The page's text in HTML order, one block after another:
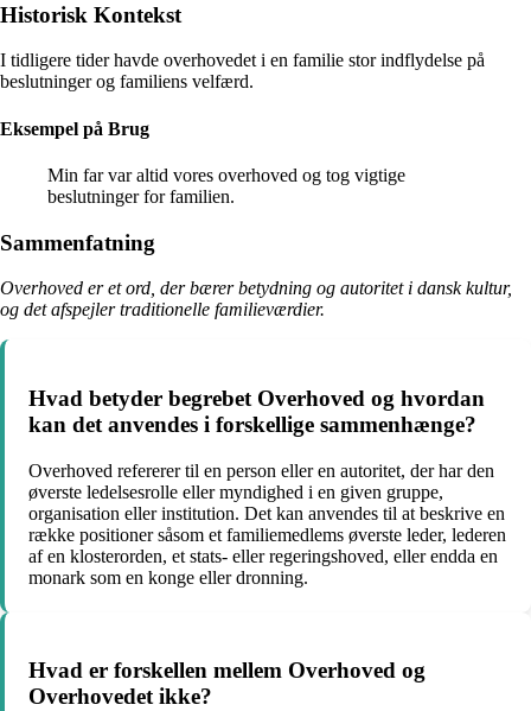
Historisk Kontekst
I tidligere tider havde overhovedet i en familie stor indflydelse på
beslutninger og familiens velfærd.
Eksempel på Brug
Min far var altid vores overhoved og tog vigtige
beslutninger for familien.
Sammenfatning
Overhoved er et ord, der bærer betydning og autoritet i dansk kultur,
og det afspejler traditionelle familieværdier.
Hvad betyder begrebet Overhoved og hvordan
kan det anvendes i forskellige sammenhænge?
Overhoved refererer til en person eller en autoritet, der har den
øverste ledelsesrolle eller myndighed i en given gruppe,
organisation eller institution. Det kan anvendes til at beskrive en
række positioner såsom et familiemedlems øverste leder, lederen
af en klosterorden, et stats- eller regeringshoved, eller endda en
monark som en konge eller dronning.
Hvad er forskellen mellem Overhoved og
Overhovedet ikke?